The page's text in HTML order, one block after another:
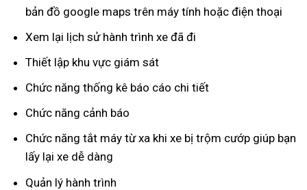
bản đồ google maps trên máy tính hoặc điện thoại
Xem lại lịch sử hành trình xe đã đi
Thiết lập khu vực giám sát
Chức năng thống kê báo cáo chi tiết
Chức năng cảnh báo
Chức năng tắt máy từ xa khi xe bị trộm cướp giúp bạn
lấy lại xe dễ dàng
Quản lý hành trình